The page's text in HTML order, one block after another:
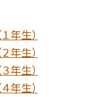
年生）
年生）
年生）
年生）